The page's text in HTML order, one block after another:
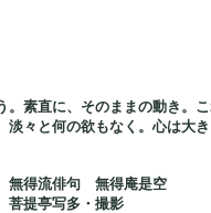
。素直に、そのままの動き。
淡々と何の欲もなく。心は大き
流俳句 無得庵是空
多・撮影